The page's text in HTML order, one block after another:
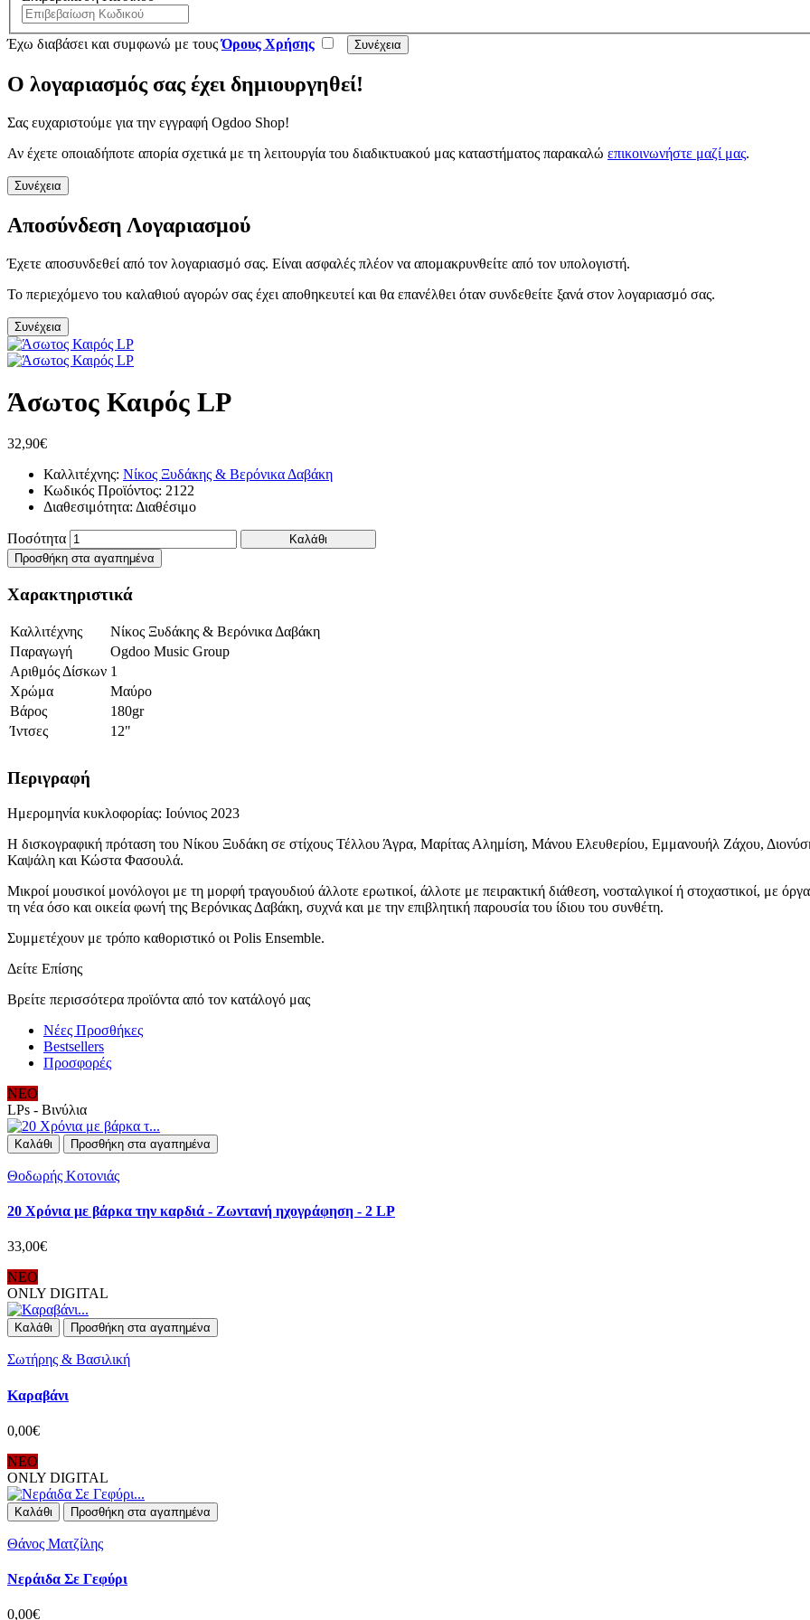
Έχω διαβάσει και συμφωνώ με τουςΌρους Χρήσης
Ο λογαριασμός σας έχει δημιουργηθεί!
Σας ευχαριστούμε για την εγγραφή Ogdoo Shop!
Αν έχετε οποιαδήποτε απορία σχετικά με τη λειτουργία του διαδικτυακού μας καταστήματος παρακαλώ επικοινωνήστε μαζί μας.
Συνέχεια
Αποσύνδεση Λογαριασμού
Έχετε αποσυνδεθεί από τον λογαριασμό σας. Είναι ασφαλές πλέον να απομακρυνθείτε από τον υπολογιστή.
Το περιεχόμενο του καλαθιού αγορών σας έχει αποθηκευτεί και θα επανέλθει όταν συνδεθείτε ξανά στον λογαριασμό σας.
Συνέχεια
Άσωτος Καιρός LP
32,90€
Καλλιτέχνης: Νίκος Ξυδάκης & Βερόνικα Δαβάκη
Κωδικός Προϊόντος: 2122
Διαθεσιμότητα: Διαθέσιμο
Ποσότητα
Καλάθι
Προσθήκη στα αγαπημένα
Χαρακτηριστικά
Καλλιτέχνης
Νίκος Ξυδάκης & Βερόνικα Δαβάκη
Παραγωγή
Ogdoo Music Group
Αριθμός Δίσκων 1
Χρώμα
Μαύρο
Βάρος
180gr
Ίντσες
12"
Περιγραφή
Ημερομηνία κυκλοφορίας: Ιούνιος 2023
Η δισκογραφική πρόταση του Νίκου Ξυδάκη σε στίχους Τέλλου Άγρα, Μαρίτας Αλημίση, Μάνου Ελευθερίου, Εμμανουήλ Ζάχου,
Καψάλη και Κώστα Φασουλά.
Μικροί μουσικοί μονόλογοι με τη μορφή τραγουδιού άλλοτε ερωτικοί, άλλοτε με πειρακτική διάθεση, νοσταλγικοί ή στοχαστικοί, με
τη νέα όσο και οικεία φωνή της Βερόνικας Δαβάκη, συχνά και με την επιβλητική παρουσία του ίδιου του συνθέτη.
Συμμετέχουν με τρόπο καθοριστικό οι Polis Ensemble.
Δείτε Επίσης
Βρείτε περισσότερα προϊόντα από τον κατάλογό μας
Νέες Προσθήκες
Bestsellers
Προσφορές
ΝΕΟ
LPs - Βινύλια
Καλάθι Προσθήκη στα αγαπημένα
Θοδωρής Κοτονιάς
20 Χρόνια με βάρκα την καρδιά - Ζωντανή ηχογράφηση - 2 LP
33,00€
ΝΕΟ
ONLY DIGITAL
Καλάθι Προσθήκη στα αγαπημένα
Σωτήρης & Βασιλική
Καραβάνι
0,00€
ΝΕΟ
ONLY DIGITAL
Καλάθι Προσθήκη στα αγαπημένα
Θάνος Ματζίλης
Νεράιδα Σε Γεφύρι
0,00€